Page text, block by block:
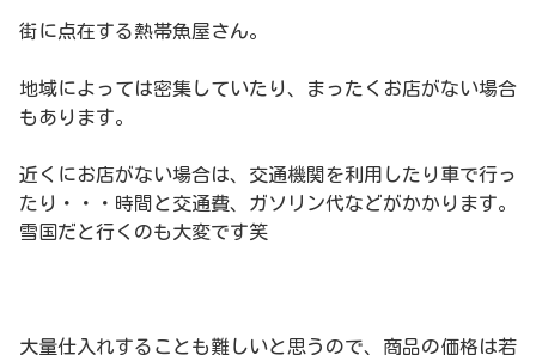
街に点在する熱帯魚屋さん。
地域によっては密集していたり、まったくお店がない場合
もあります。
近くにお店がない場合は、交通機関を利用したり車で行っ
たり・・・時間と交通費、ガソリン代などがかかります。
雪国だと行くのも大変です笑
大量仕入れすることも難しいと思うので、商品の価格は若